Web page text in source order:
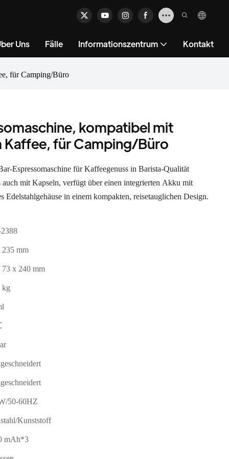
Uns Fälle Informationszentrum Kontakt
für Camping/Büro
kompatibel mit
Kaffee, für Camping/Büro
Espressomaschine für Kaffeegenuss in Barista-Qualität
mit Kapseln, verfügt über einen integrierten Akku mit
in einem kompakten, reisetauglichen Design.
235 mm
73 x 240 mm
kg
50-60HZ
Kunststoff
mAh*3